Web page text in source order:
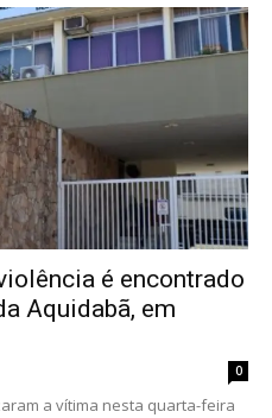
é encontrado
Aquidabã, em
0
a vítima nesta quarta-feira